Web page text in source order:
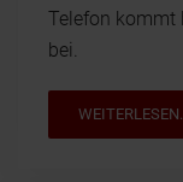
Telefon kommt
bei.